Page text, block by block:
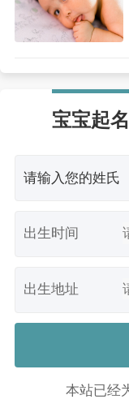
宝宝起名
出生时间
出生地址
本站已经